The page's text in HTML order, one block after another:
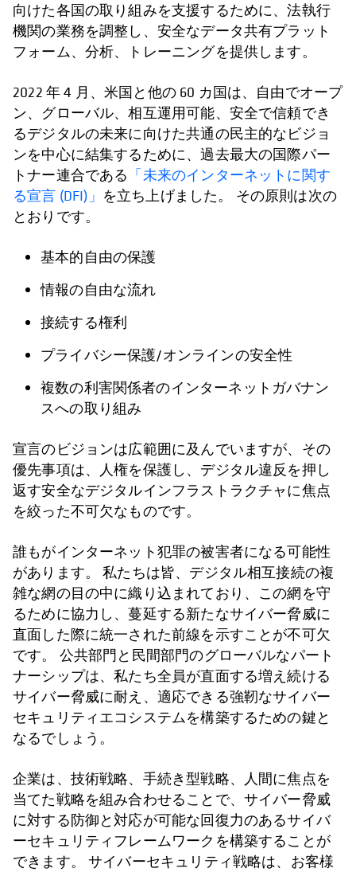
向けた各国の取り組みを支援するために、法執行
機関の業務を調整し、安全なデータ共有プラット
フォーム、分析、トレーニングを提供します。
2022 年 4 月、米国と他の 60 カ国は、自由でオープ
ン、グローバル、相互運用可能、安全で信頼でき
るデジタルの未来に向けた共通の民主的なビジョ
ンを中心に結集するために、過去最大の国際パー
トナー連合である 「未来のインターネットに関す
る宣言 (DFI)」 を立ち上げました。 その原則は次の
とおりです。
基本的自由の保護
情報の自由な流れ
接続する権利
プライバシー保護/オンラインの安全性
複数の利害関係者のインターネットガバナン
スへの取り組み
宣言のビジョンは広範囲に及んでいますが、その
優先事項は、人権を保護し、デジタル違反を押し
返す安全なデジタルインフラストラクチャに焦点
を絞った不可欠なものです。
誰もがインターネット犯罪の被害者になる可能性
があります。 私たちは皆、デジタル相互接続の複
雑な網の目の中に織り込まれており、この網を守
るために協力し、蔓延する新たなサイバー脅威に
直面した際に統一された前線を示すことが不可欠
です。 公共部門と民間部門のグローバルなパート
ナーシップは、私たち全員が直面する増え続ける
サイバー脅威に耐え、適応できる強靭なサイバー
セキュリティエコシステムを構築するための鍵と
なるでしょう。
企業は、技術戦略、手続き型戦略、人間に焦点を
当てた戦略を組み合わせることで、サイバー脅威
に対する防御と対応が可能な回復力のあるサイバ
ーセキュリティフレームワークを構築することが
できます。 サイバーセキュリティ戦略は、お客様